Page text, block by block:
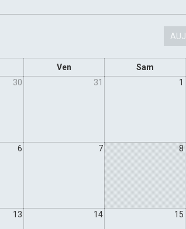
Ven Sam
30 31 1
6 7 8
13 14 15